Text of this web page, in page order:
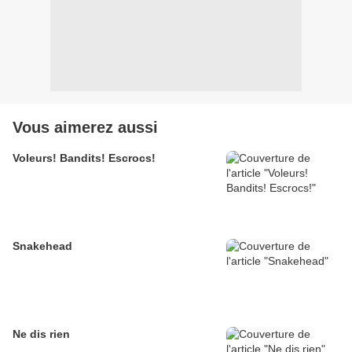
Vous aimerez aussi
Voleurs! Bandits! Escrocs!
Snakehead
Ne dis rien